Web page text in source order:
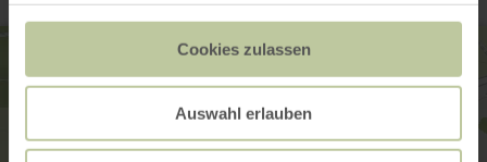
Cookies zulassen
Auswahl erlauben